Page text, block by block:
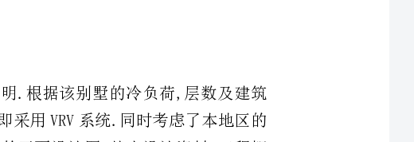
地理,气候等各方面因数.该文包括建筑物的平面设计图,基本设计资料,工程概